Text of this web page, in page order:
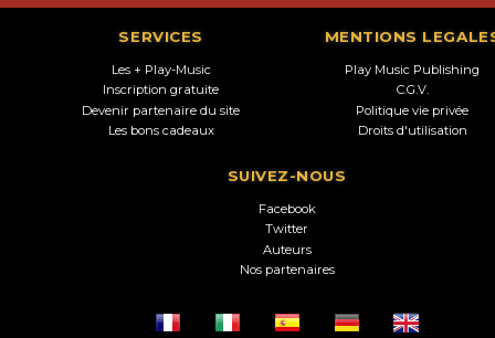
SERVICES
Les + Play-Music
Inscription gratuite
Devenir partenaire du site
Les bons cadeaux
MENTIONS
Play Music Publishing
C.G.V.
Politique vie privée
Droits d'utilisation
SUIVEZ-NOUS
Facebook
Twitter
Auteurs
Nos partenaires